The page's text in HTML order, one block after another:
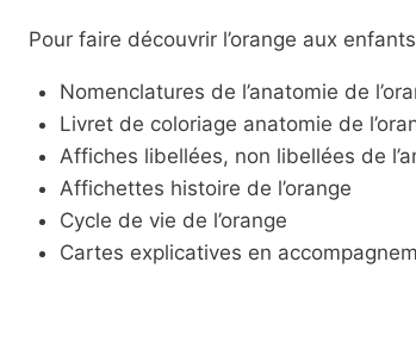
Pour faire découvrir l’orange aux
Nomenclatures de l’anatomie de
Livret de coloriage anatomie de
Affiches libellées, non libellées de
Affichettes histoire de l’orange
Cycle de vie de l’orange
Cartes explicatives en